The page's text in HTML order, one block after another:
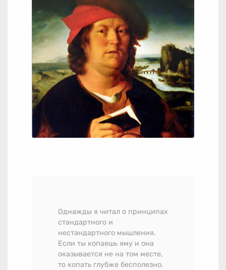
Однажды я читал о принципах
стандартного и
нестандартного мышления.
Если ты копаешь яму и она
оказывается не на том месте,
то копать глубже бесполезно.